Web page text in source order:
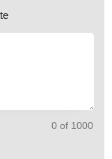
0 of 1000